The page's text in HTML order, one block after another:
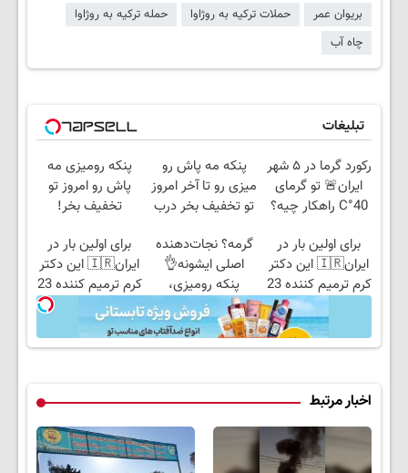
بریوان عمر
حملات ترکیه به روژاوا
حمله ترکیه به روژاوا
چاه آب
تبلیغات
رکورد گرما در ۵ شهر
ایران🚨 تو گرمای
40°C راهکار چیه؟
پنکه مه پاش رو
میزی رو تا آخر امروز
تو تخفیف بخر درب
🔥
پنکه رومیزی مه
پاش رو امروز تو
تخفیف بخر!
برای اولین بار در
ایران🇮🇷 این دکتر
کرم ترمیم کننده 23
روزه ساخت!
گرمه؟ نجات‌دهنده
اصلی ایشونه👌
پنکه رومیزی،
پرداخت درب منزل
+ تخفیف🔥
برای اولین بار در
ایران🇮🇷 این دکتر
کرم ترمیم کننده 23
روزه ساخت!
اخبار مرتبط